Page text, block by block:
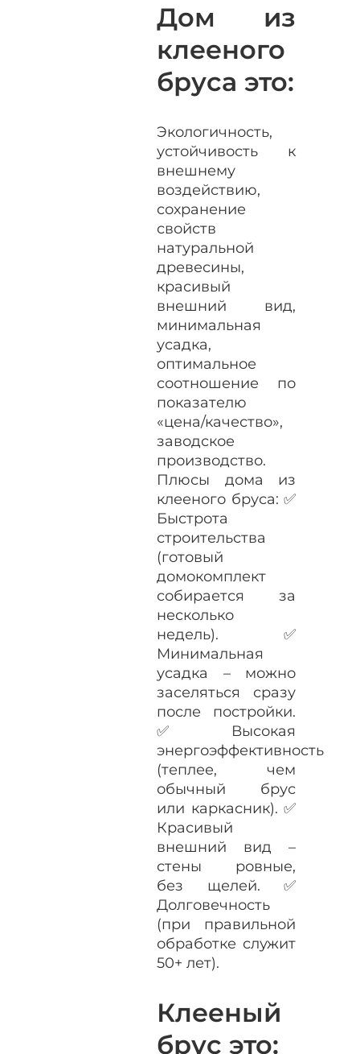
Дом из
клееного
бруса это:
Экологичность,
устойчивость к
внешнему
воздействию,
сохранение
свойств
натуральной
древесины,
красивый
внешний вид,
минимальная
усадка,
оптимальное
соотношение по
показателю
«цена/качество»,
заводское
производство.
Плюсы дома из
клееного бруса: ✅
Быстрота
строительства
(готовый
домокомплект
собирается за
несколько
недель). ✅
Минимальная
усадка – можно
заселяться сразу
после постройки.
✅ Высокая
энергоэффективность
(теплее, чем
обычный брус
или каркасник). ✅
Красивый
внешний вид –
стены ровные,
без щелей. ✅
Долговечность
(при правильной
обработке служит
50+ лет).
Клееный
брус это: